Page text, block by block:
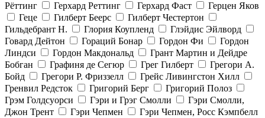
Рёттинг
Герхард Реттинг Герхард Фаст
Герцен Яков
Геце
Гилберт Беерс
Гилберт Честертон
Гильдебрант Н.
Глория Коупленд
Глэйдис Эйлворд
Говард Дейтон
Гораций Бонар Гордон Фи
Гордон
Линдси
Гордон Макдональд
Грант Мартин и Дейдре
Бобган
Графиня де Сегюр Грег Гилберт
Грегори А.
Бойд
Грегори Р. Фриззелл
Грейс Ливингстон Хилл
Гренвил Редсток
Григорий Берг
Григорий Полоз
Грэм Голдсуорси
Гэри и Грэг Смолли
Гэри Смолли,
Джон Трент
Гэри Чепмен
Гэри Чепмен, Росс Кэмпбелл